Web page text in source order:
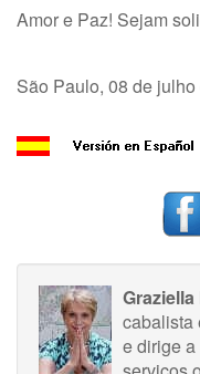
Amor e Paz! Sejam
São Paulo, 08 de
cabalista
e dirige